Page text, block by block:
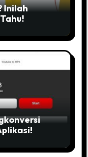
Inilah